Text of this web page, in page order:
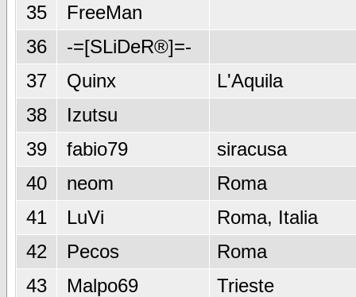
35
FreeMan
36
-=[SLiDeR®]=-
37
Quinx
L'Aquila
38
Izutsu
39
fabio79
siracusa
40
neom
Roma
41
LuVi
Roma, Italia
42
Pecos
Roma
43
Malpo69
Trieste